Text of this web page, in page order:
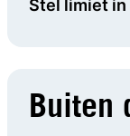
Stel limiet in
Buiten